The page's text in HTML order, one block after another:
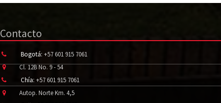
Contacto
Bogotá: +57 601 915 7061
Cl. 12B No. 9 - 54
Chía: +57 601 915 7061
Autop. Norte Km. 4,5